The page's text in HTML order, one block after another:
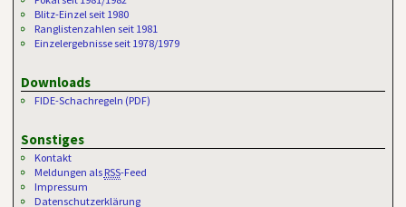
Blitz-Einzel seit 1980
Ranglistenzahlen seit 1981
Einzelergebnisse seit 1978/1979
Downloads
FIDE-Schachregeln (PDF)
Sonstiges
Kontakt
Meldungen als RSS-Feed
Impressum
Datenschutzerklärung